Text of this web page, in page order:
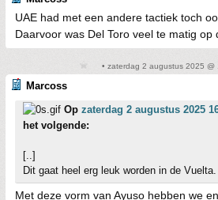
UAE had met een andere tactiek toch
Daarvoor was Del Toro veel te matig op
• zaterdag 2 augustus 2025 @
Marcoss
Op zaterdag 2 augustus 2025
het volgende:
[..]
Dit gaat heel erg leuk worden in de Vuelta.
Met deze vorm van Ayuso hebben we